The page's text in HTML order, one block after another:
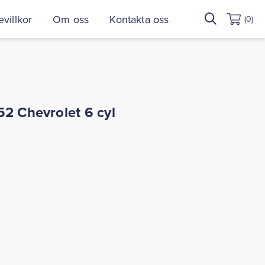
Om oss Kontakta oss
Sök
efter:
(0)
Chevrolet 6 cyl